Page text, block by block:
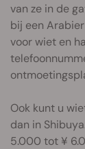
van ze in de
bij een
voor wiet en
Ook kunt u
dan in
5.000 tot ¥